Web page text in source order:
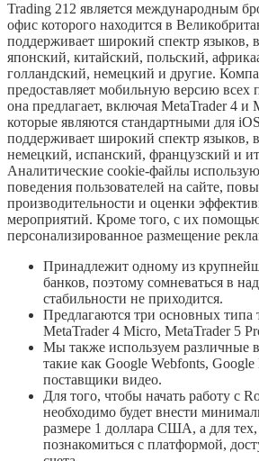
Trading 212 является международным
офис которого находится в
поддерживает широкий спектр языков,
японский, китайский, польский,
голландский, немецкий и другие.
предоставляет мобильную версию всех
она предлагает, включая MetaTrader 4 и
которые являются стандартными для
поддерживает широкий спектр языков,
немецкий, испанский, французский и
Аналитические cookie-файлы
поведения пользователей на сайте,
производительности и оценки
мероприятий. Кроме того, с их
персонализированное размещение
Принадлежит одному из
банков, поэтому сомневаться в
стабильности не приходится.
Предлагаются три основных типа
MetaTrader 4 Micro, MetaTrader 5
Мы также используем различные
такие как Google Webfonts,
поставщики видео.
Для того, чтобы начать работу с
необходимо будет внести
размере 1 доллара США, а для
познакомиться с платформой,